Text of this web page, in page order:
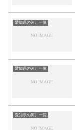
愛知県の河川一覧
愛知県の河川一覧
愛知県の河川一覧